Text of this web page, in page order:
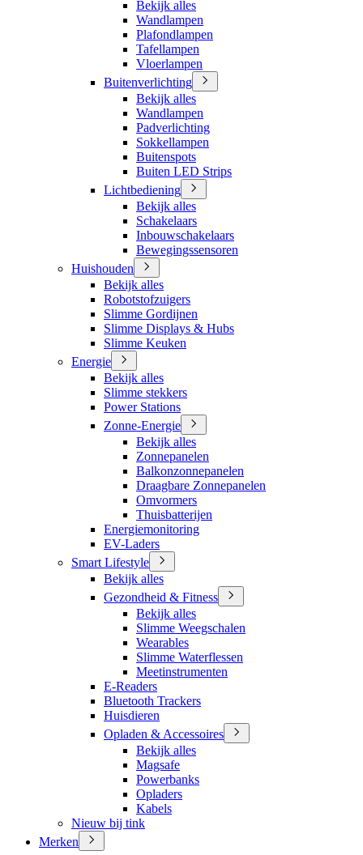
Bekijk alles
Wandlampen
Plafondlampen
Tafellampen
Vloerlampen
Buitenverlichting
Bekijk alles
Wandlampen
Padverlichting
Sokkellampen
Buitenspots
Buiten LED Strips
Lichtbediening
Bekijk alles
Schakelaars
Inbouwschakelaars
Bewegingssensoren
Huishouden
Bekijk alles
Robotstofzuigers
Slimme Gordijnen
Slimme Displays & Hubs
Slimme Keuken
Energie
Bekijk alles
Slimme stekkers
Power Stations
Zonne-Energie
Bekijk alles
Zonnepanelen
Balkonzonnepanelen
Draagbare Zonnepanelen
Omvormers
Thuisbatterijen
Energiemonitoring
EV-Laders
Smart Lifestyle
Bekijk alles
Gezondheid & Fitness
Bekijk alles
Slimme Weegschalen
Wearables
Slimme Waterflessen
Meetinstrumenten
E-Readers
Bluetooth Trackers
Huisdieren
Opladen & Accessoires
Bekijk alles
Magsafe
Powerbanks
Opladers
Kabels
Nieuw bij tink
Merken